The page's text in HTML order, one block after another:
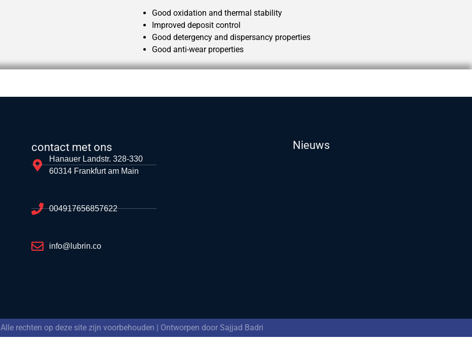
Good oxidation and thermal stability
Improved deposit control
Good detergency and dispersancy properties
Good anti-wear properties
contact met ons
Hanauer Landstr. 328-330
60314 Frankfurt am Main
004917656857622
info@lubrin.co
Nieuws
Alle rechten op deze site zijn voorbehouden | Ontworpen door Sajjad Badri